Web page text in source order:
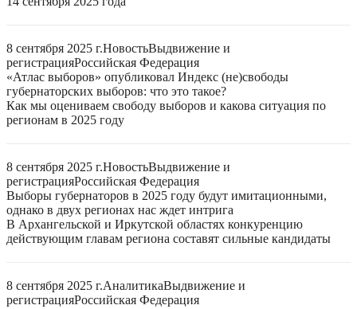
8 сентября 2025 г.НовостьВыдвижение и
регистрацияРоссийская Федерация
«Атлас выборов» опубликовал Индекс (не)свободы
губернаторских выборов: что это такое?
Как мы оцениваем свободу выборов и какова ситуация по
регионам в 2025 году
8 сентября 2025 г.НовостьВыдвижение и
регистрацияРоссийская Федерация
Выборы губернаторов в 2025 году будут имитационными,
однако в двух регионах нас ждет интрига
В Архангельской и Иркутской областях конкуренцию
действующим главам региона составят сильные кандидаты
8 сентября 2025 г.АналитикаВыдвижение и
регистрацияРоссийская Федерация